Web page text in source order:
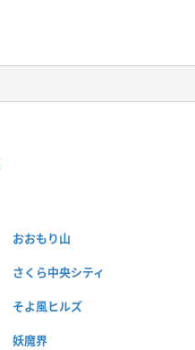
おおもり山
さくら中央シティ
そよ風ヒルズ
妖魔界